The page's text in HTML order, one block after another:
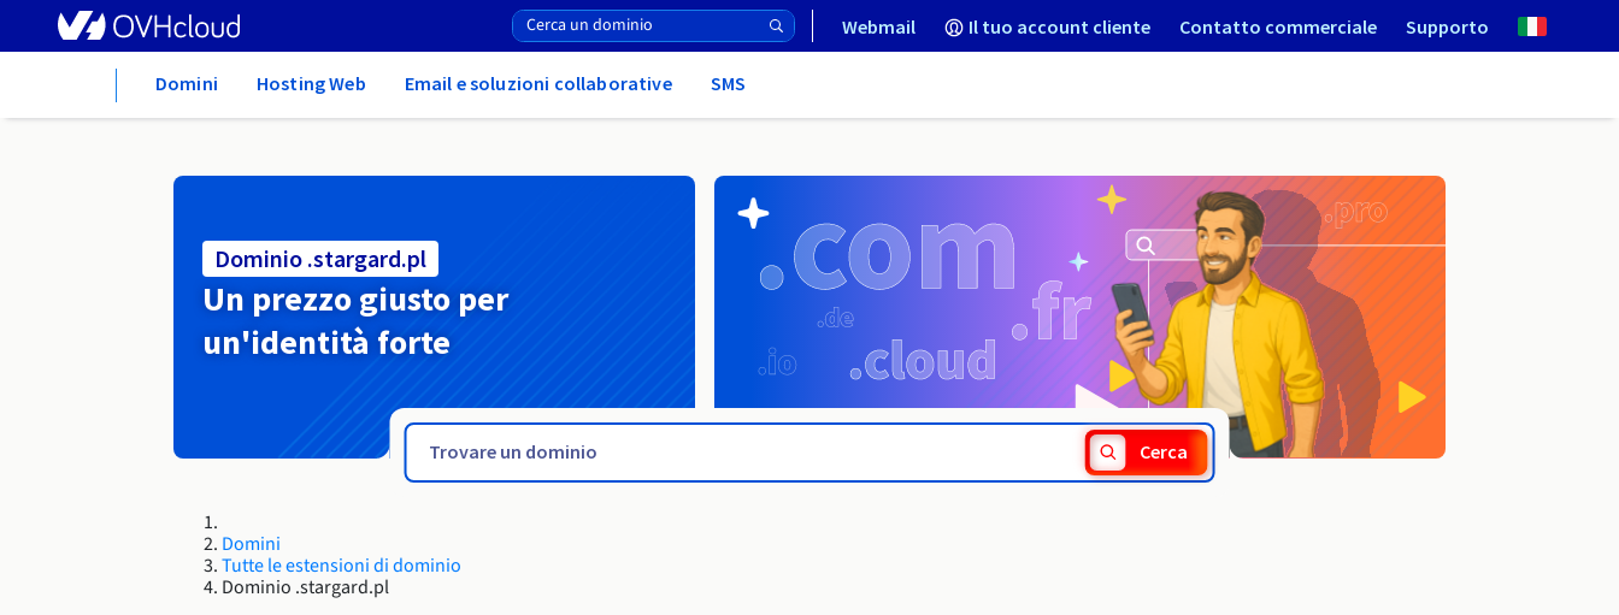
Webmail Il tuo account cliente Contatto commerciale Supporto
Domini Hosting Web Email e soluzioni collaborative SMS
Dominio .stargard.pl
Un prezzo giusto per
un'identità forte
Cerca
Domini
Tutte le estensioni di dominio
Dominio .stargard.pl